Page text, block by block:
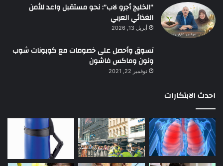
“الخليج أجرو لاب”: نحو مستقبل واعد للأمن
الغذائي العربي
أبريل 13, 2026
تسوق وأحصل على خصومات مع كوبونات شوب
ونون وماكس فاشون
نوفمبر 22, 2021
احدث الابتكارات